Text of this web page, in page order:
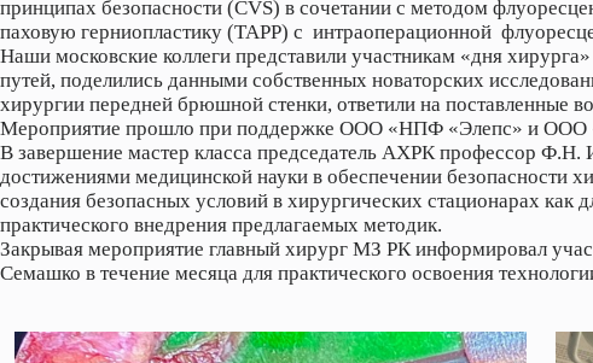
принципах безопасности (CVS) в сочетании с методом
паховую герниопластику (ТАРР) с интраоперационной
Наши московские коллеги представили участникам «дня
путей, поделились данными собственных новаторских
хирургии передней брюшной стенки, ответили на поставленные
Мероприятие прошло при поддержке ООО «НПФ «Элепс» и
В завершение мастер класса председатель АХРК профессор Ф.Н.
достижениями медицинской науки в обеспечении безопасности
создания безопасных условий в хирургических стационарах как
практического внедрения предлагаемых методик.
Закрывая мероприятие главный хирург МЗ РК информировал
Семашко в течение месяца для практического освоения